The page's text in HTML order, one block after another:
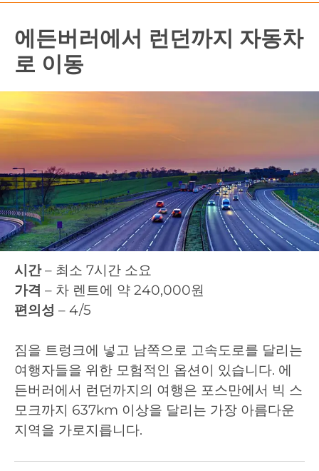
에든버러에서 런던까지 자동차
로 이동
시간– 최소 7시간 소요
가격 – 차 렌트에 약 240,000원
편의성 – 4/5
짐을 트렁크에 넣고 남쪽으로 고속도로를 달리는
여행자들을 위한 모험적인 옵션이 있습니다. 에
든버러에서 런던까지의 여행은 포스만에서 빅 스
모크까지 637km 이상을 달리는 가장 아름다운
지역을 가로지릅니다.